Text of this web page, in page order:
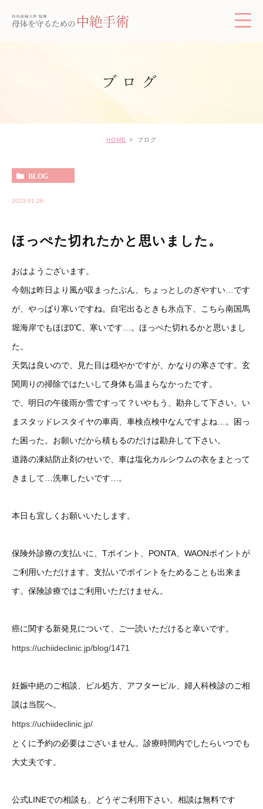
ブログ
HOME ブログ
BLOG
2023.01.26
ほっぺた切れたかと思いました。
おはようございます。
今朝は昨日より風が収まったぶん、ちょっとしのぎやすい…です
が、やっぱり寒いですね。自宅出るときも氷点下、こちら南国馬
堀海岸でもほぼ0℃、寒いです…。ほっぺた切れるかと思いまし
た。
天気は良いので、見た目は穏やかですが、かなりの寒さです。玄
関周りの掃除ではたいして身体も温まらなかったです。
で、明日の午後雨か雪ですって？いやもう、勘弁して下さい。い
まスタッドレスタイヤの車両、車検点検中なんですよね…。困っ
た困った。お願いだから積もるのだけは勘弁して下さい。
道路の凍結防止剤のせいで、車は塩化カルシウムの衣をまとって
きまして…洗車したいです…。
本日も宜しくお願いいたします。
保険外診療の支払いに、Tポイント、PONTA、WAONポイントが
ご利用いただけます。支払いでポイントをためることも出来ま
す。保険診療ではご利用いただけません。
癌に関する新発見について、ご一読いただけると幸いです。
https://uchiideclinic.jp/blog/1471
妊娠中絶のご相談、ピル処方、アフターピル、婦人科検診のご相
談は当院へ。
https://uchiideclinic.jp/
とくに予約の必要はございません。診療時間内でしたらいつでも
大丈夫です。
公式LINEでの相談も、どうぞご利用下さい。相談は無料です